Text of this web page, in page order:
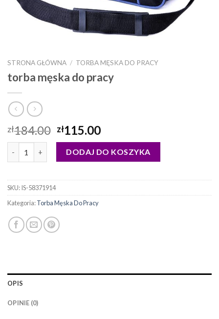
STRONA GŁÓWNA / TORBA MĘSKA DO PRACY
torba męska do pracy
zł184.00 zł115.00
ilość torba męska do pracyDODAJ DO KOSZYKA
SKU:IS-58371914
Kategoria:Torba Męska Do Pracy
OPIS
OPINIE (0)